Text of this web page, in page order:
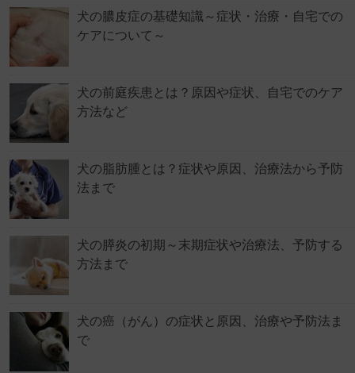
犬の膿皮症の基礎知識～症状・治療・自宅での
ケアについて～
犬の前庭疾患とは？原因や症状、自宅でのケア
方法など
犬の脂肪腫とは？症状や原因、治療法から予防
法まで
犬の膵炎の初期～末期症状や治療法、予防する
方法まで
犬の癌（がん）の症状と原因、治療や予防法ま
で